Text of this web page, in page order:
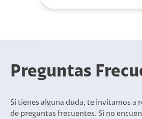
Preguntas
Si tienes alguna duda, te invitamos a
de preguntas frecuentes. Si no